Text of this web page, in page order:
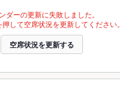
ダーの更新に失敗しました。
して空席状況を更新してください。
空席状況を更新する